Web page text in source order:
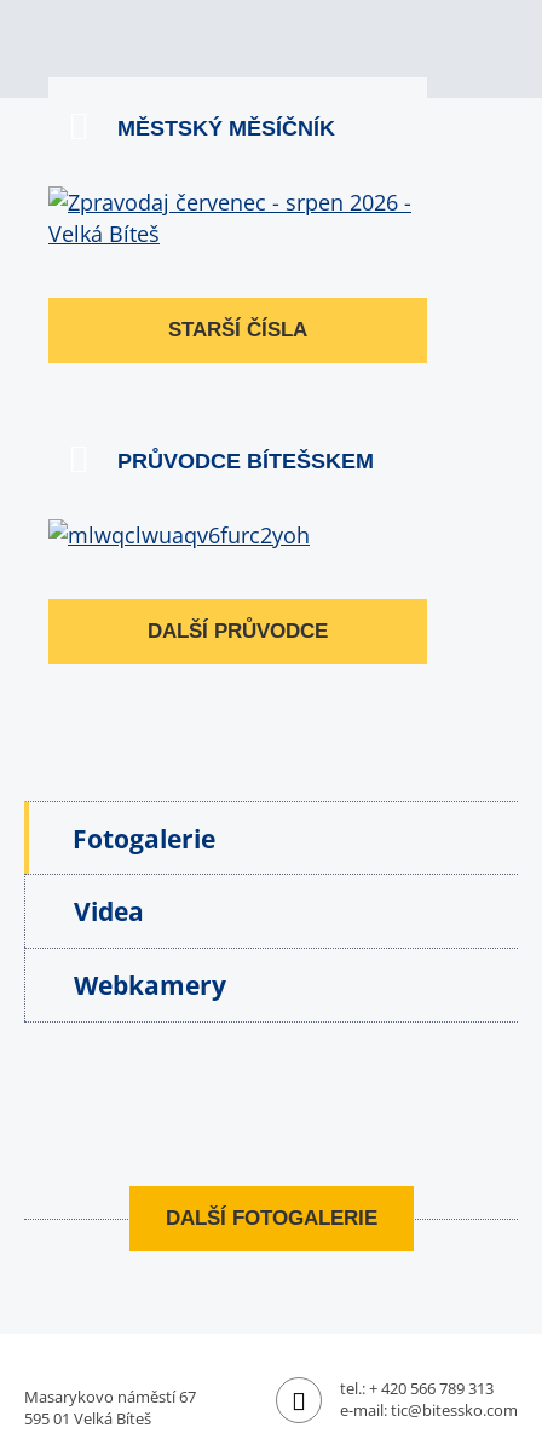
MĚSTSKÝ MĚSÍČNÍK
STARŠÍ ČÍSLA
PRŮVODCE BÍTEŠSKEM
DALŠÍ PRŮVODCE
Fotogalerie
Videa
Webkamery
DALŠÍ FOTOGALERIE
Masarykovo náměstí 67
595 01 Velká Bíteš
tel.:+ 420 566 789 313
e-mail:tic@bitessko.com